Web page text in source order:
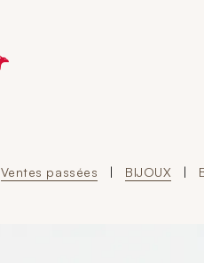
Aller à l'accueil de Crédit
Ventes passées | BIJOUX |